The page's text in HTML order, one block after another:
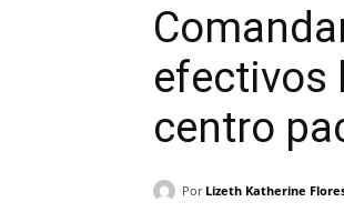
efectivos
centro
Por Lizeth Katherine